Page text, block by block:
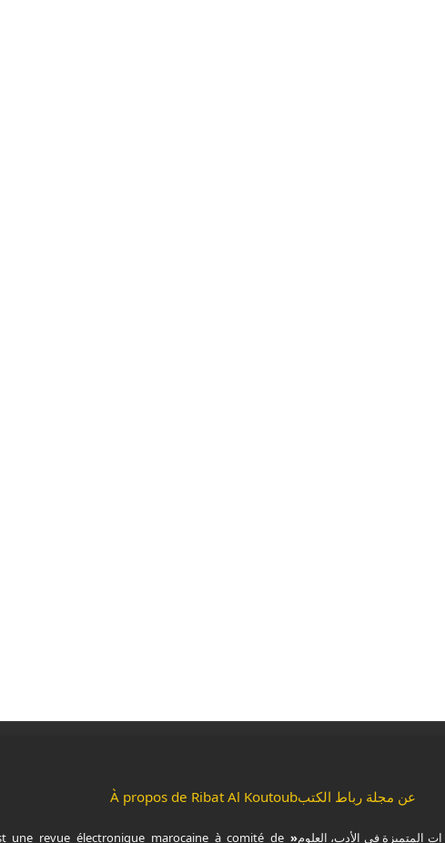
عن مجلة رباط الكتب
المتميزة في الأدب، العلوم
À propos de Ribat Al Koutoub
« Ribat Al Koutoub »
une revue électronique marocaine à comité de